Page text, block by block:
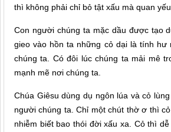
thì không phải chỉ bỏ tật xấu mà quan
Con người chúng ta mặc dầu được tạo
gieo vào hồn ta những cỏ dại là tính
chúng ta. Có đôi lúc chúng ta mải mê
mạnh mẽ nơi chúng ta.
Chúa Giêsu dùng dụ ngôn lúa và cỏ
người chúng ta. Chỉ một chút thờ ơ thì
nhiễm biết bao thói đời xấu xa. Cỏ thì